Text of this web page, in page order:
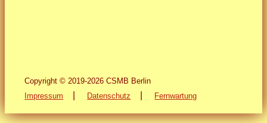
Copyright © 2019-2026 CSMB Berlin
Impressum
Datenschutz Fernwartung